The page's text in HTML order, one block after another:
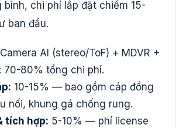
bình, chi phí lắp đặt chiếm 15-
ban đầu.
Camera AI (stereo/ToF) + MDVR +
70-80% tổng chi phí.
10-15% — bao gồm cáp đồng
nối, khung gá chống rung.
tích hợp: 5-10% — phí license